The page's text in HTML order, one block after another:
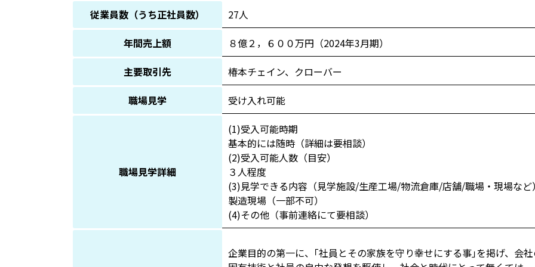
従業員数（うち正社員数）
27人
年間売上額
８億２，６００万円（2024年3月期）
主要取引先
椿本チェイン、クローバー
職場見学
受け入れ可能
職場見学詳細
(1)受入可能時期
基本的には随時（詳細は要相談）
(2)受入可能人数（目安）
３人程度
(3)見学できる内容（見学施設/生産工場/物流倉庫/店舗/職場・現場など
製造現場（一部不可）
(4)その他（事前連絡にて要相談）
企業目的の第一に、｢社員とその家族を守り幸せにする事｣を掲げ、会